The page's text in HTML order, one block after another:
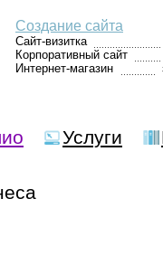
Создание сайта
Сайт-визитка
Корпоративный сайт
Интернет-магазин
Услуги